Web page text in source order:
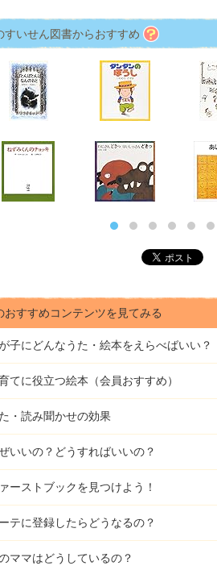
すいせん図書からおすすめ
おすすめコンテンツを見てみる
子にどんなうた・絵本をえらべばいい？
てに役立つ絵本（会員おすすめ）
・読み聞かせの効果
いいの？どうすればいいの？
ーストブックを見つけよう！
テに登録したらどうなるの？
ママはどうしているの？